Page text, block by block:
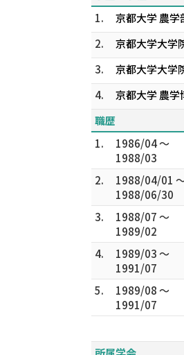
1.
京都大学 農学
2.
京都大学大学
3.
京都大学大学
4.
京都大学 農学
職歴
1.
1986/04 ～
1988/03
2.
1988/04/01
1988/06/30
3.
1988/07 ～
1989/02
4.
1989/03 ～
1991/07
5.
1989/08 ～
1991/07